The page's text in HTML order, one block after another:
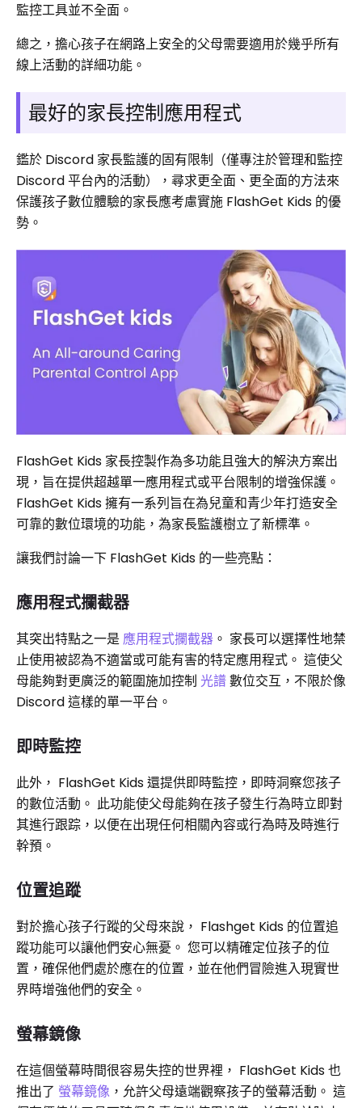
監控工具並不全面。
總之，擔心孩子在網路上安全的父母需要適用於幾乎所有
線上活動的詳細功能。
最好的家長控制應用程式
鑑於 Discord 家長監護的固有限制（僅專注於管理和監控
Discord 平台內的活動），尋求更全面、更全面的方法來
保護孩子數位體驗的家長應考慮實施 FlashGet Kids 的優
勢。
FlashGet Kids 家長控製作為多功能且強大的解決方案出
現，旨在提供超越單一應用程式或平台限制的增強保護。
FlashGet Kids 擁有一系列旨在為兒童和青少年打造安全
可靠的數位環境的功能，為家長監護樹立了新標準。
讓我們討論一下 FlashGet Kids 的一些亮點：
應用程式攔截器
其突出特點之一是應用程式攔截器 。 家長可以選擇性地禁
止使用被認為不適當或可能有害的特定應用程式。 這使父
母能夠對更廣泛的範圍施加控制 光譜數位交互，不限於像
Discord 這樣的單一平台。
即時監控
此外， FlashGet Kids 還提供即時監控，即時洞察您孩子
的數位活動。 此功能使父母能夠在孩子發生行為時立即對
其進行跟踪，以便在出現任何相關內容或行為時及時進行
幹預。
位置追蹤
對於擔心孩子行蹤的父母來說， Flashget Kids 的位置追
蹤功能可以讓他們安心無憂。 您可以精確定位孩子的位
置，確保他們處於應在的位置，並在他們冒險進入現實世
界時增強他們的安全。
螢幕鏡像
在這個螢幕時間很容易失控的世界裡， FlashGet Kids 也
推出了 螢幕鏡像 ，允許父母遠端觀察孩子的螢幕活動。 這